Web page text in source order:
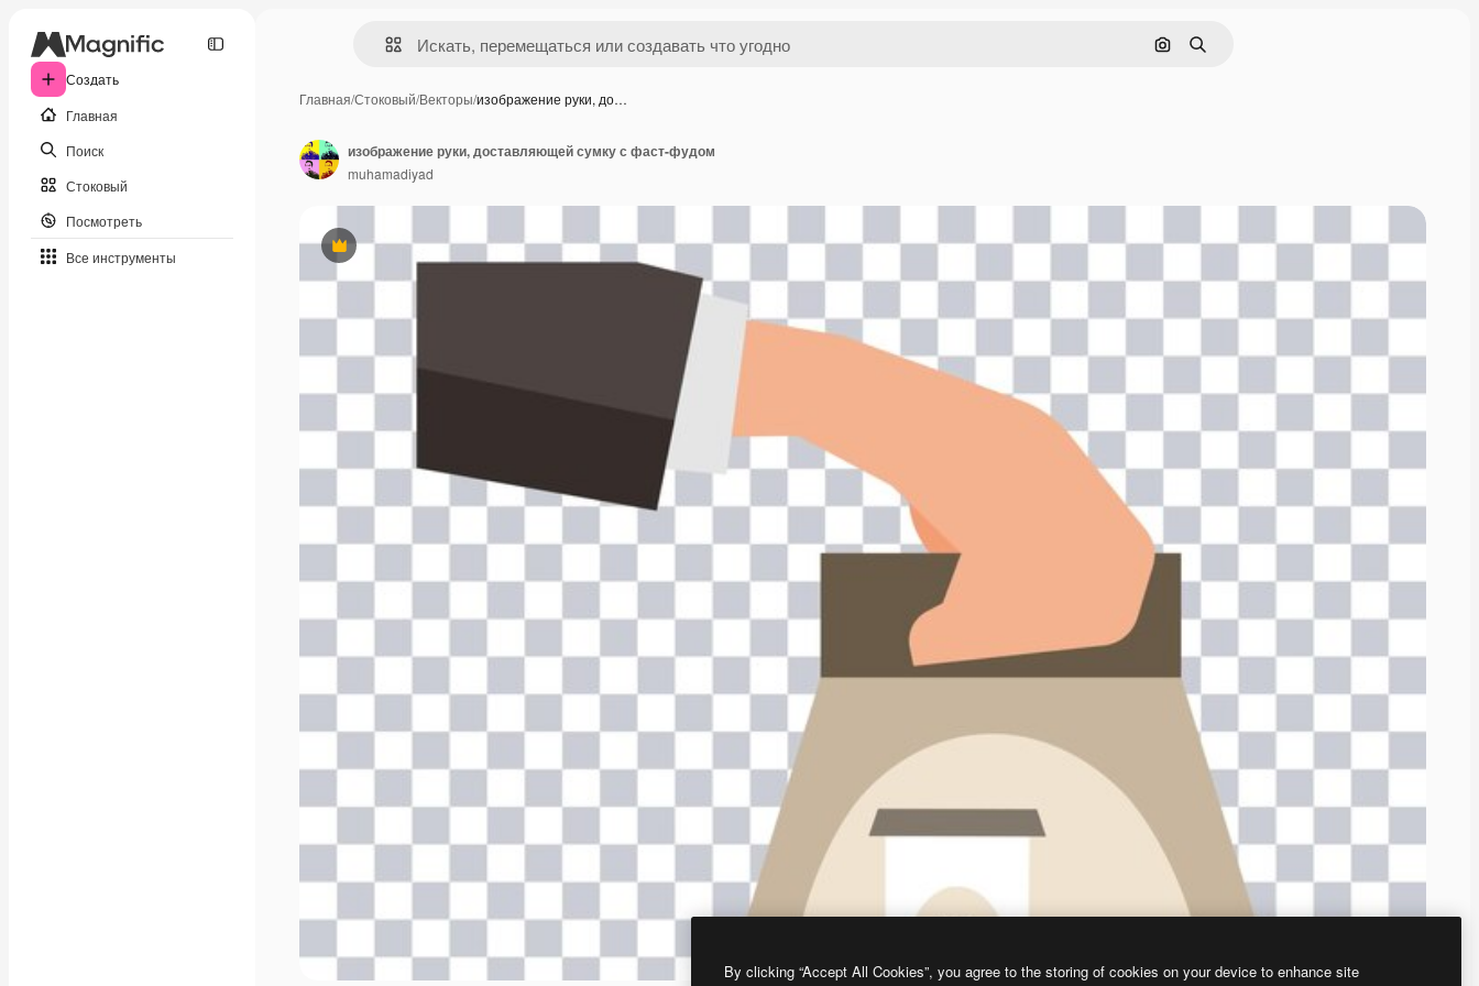
Создать
Главная
Поиск
Стоковый
Посмотреть
Все инструменты
Поиск по изображению
Поиск
Главная/Стоковый/Векторы/изображение руки, до…
Премиум
изображение руки, доставляющей сумку с фаст-фудом
muhamadiyad
By clicking “Accept All Cookies”, you agree to the storing of cookies on your device to enhance site